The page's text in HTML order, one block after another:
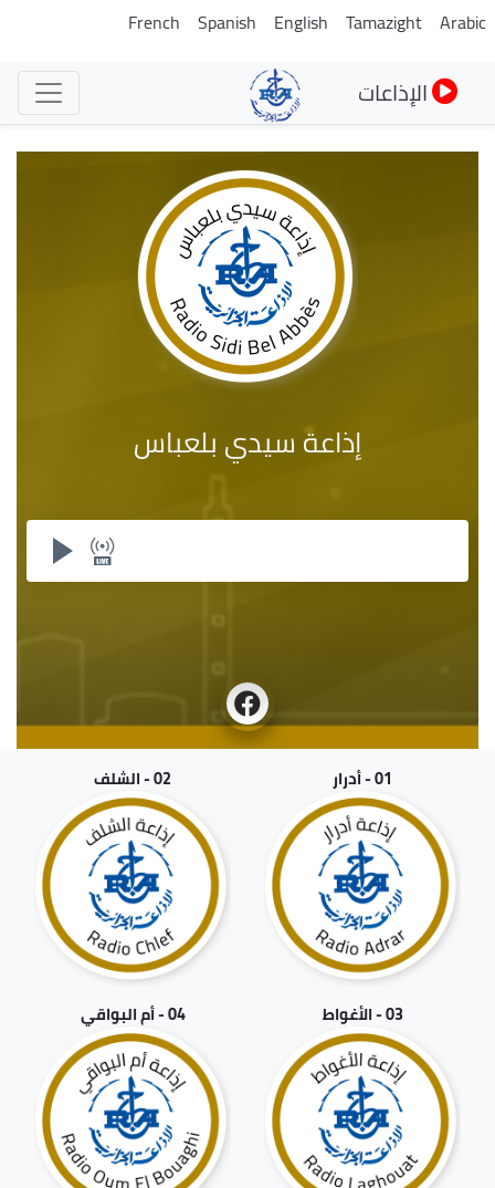
تجاوز
Arabic
Tamazight
English
Spanish
French
الإذاعات
إذاعة سيدي بلعباس
01 - أدرار 02 - الشلف
03 - الأغواط 04 - أم البواقي